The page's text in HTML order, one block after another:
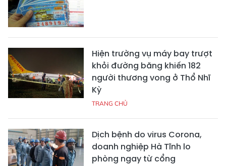
Hiện trường vụ máy bay trượt
khỏi đường băng khiến 182
người thương vong ở Thổ Nhĩ
Kỳ
TRANG CHỦ
Dịch bệnh do virus Corona,
doanh nghiệp Hà Tĩnh lo
phòng ngay từ cổng